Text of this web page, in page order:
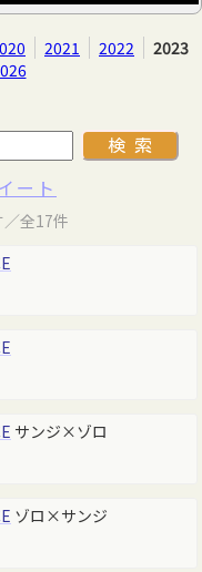
2021 2022
2023
ート
全17件
サンジ×ゾロ
ゾロ×サンジ